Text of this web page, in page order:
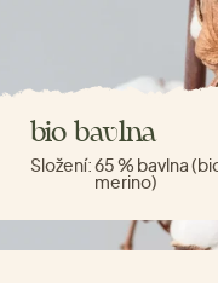
bio bavlna
Složení:65 % bavlna
merino)